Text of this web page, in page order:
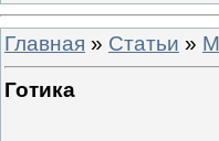
Главная » Статьи »
Готика